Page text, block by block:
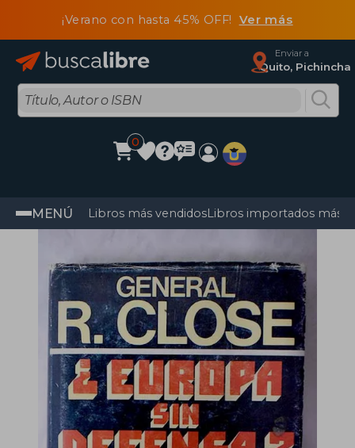
¡Verano con hasta 45% OFF! Ver más
Enviar a
Quito, Pichincha
0
MENÚ Libros más vendidosLibros importados más